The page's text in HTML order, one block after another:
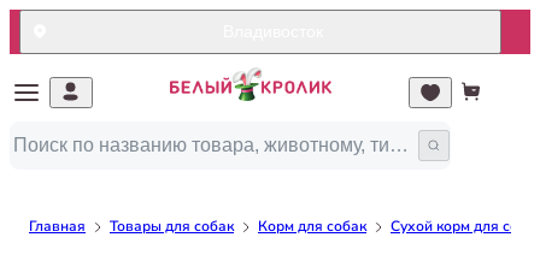
Главная Товары для собак Корм для собак Сухой корм для